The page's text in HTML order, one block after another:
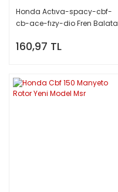
Honda Actıva-spacy-cbf-
cb-ace-fızy-dio Fren Balata
160,97 TL